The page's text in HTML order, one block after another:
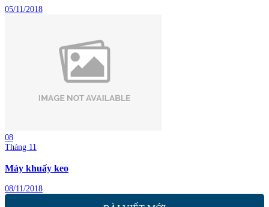
05/11/2018
08
Tháng 11
Máy khuấy keo
08/11/2018